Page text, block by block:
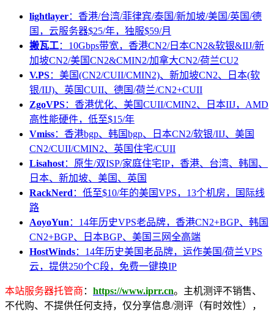
lightlayer：香港/台湾/菲律宾/泰国/新加坡/美国/英国/德
国，云服务器$25/年，独服$59/月
搬瓦工：10Gbps带宽，香港CN2/日本CN2&软银&IIJ/新
加坡CN2/美国CN2&CMIN2/加拿大CN2/荷兰CU2
V.PS：美国(CN2/CUII/CMIN2)、新加坡CN2、日本(软
银/IIJ)、英国CUII、德国/荷兰/CN2+CUII
ZgoVPS：香港优化、美国CUII/CMIN2、日本IIJ，AMD
高性能硬件，低至$15/年
Vmiss：香港bgp、韩国bgp、日本CN2/软银/IIJ、美国
CN2/CUII/CMIN2、英国住宅/CUII
Lisahost：原生/双ISP/家庭住宅IP，香港、台湾、韩国、
日本、新加坡、美国、英国
RackNerd ：低至$10/年的美国VPS，13个机房，国际线
路
AoyoYun ：14年历史VPS老品牌，香港CN2+BGP、韩国
CN2+BGP、日本BGP、美国三网全高端
HostWinds：14年历史美国老品牌，运作美国/荷兰VPS
云，提供250个C段，免费一键换IP
本站服务器托管商 ： https://www.iprr.cn。主机测评不销售、
不代购、不提供任何支持，仅分享信息/测评（有时效性），